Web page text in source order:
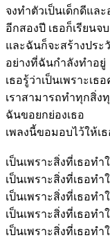
จงทำตัวเป็นเด็กดีแล
อีกสองปี เธอก็เรียนจ
และฉันก็จะสร้างประ
อย่างที่ฉันกำลังทำอยู่
เธอรู้ว่าเป็นเพราะเธ
เราสามารถทำทุกสิ่ง
ฉันขอยกย่องเธอ
เพลงนี้ขอมอบไว้ให้เธ
เป็นเพราะสิ่งที่เธอท
เป็นเพราะสิ่งที่เธอท
เป็นเพราะสิ่งที่เธอท
เป็นเพราะสิ่งที่เธอท
เป็นเพราะสิ่งที่เธอท